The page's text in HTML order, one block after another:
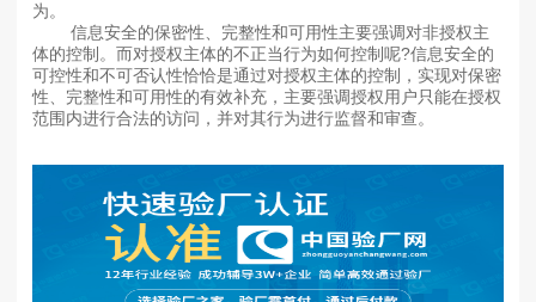
为。
信息安全的保密性、完整性和可用性主要强调对非授权主
体的控制。而对授权主体的不正当行为如何控制呢?信息安全的
可控性和不可否认性恰恰是通过对授权主体的控制，实现对保密
性、完整性和可用性的有效补充，主要强调授权用户只能在授权
范围内进行合法的访问，并对其行为进行监督和审查。